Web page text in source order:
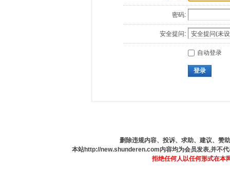
密码:
安全提问:
自动登录
登录
删除违规内容、投诉、求助、建议、赞
本站http://new.shunderen.com内容均为会员发表,并不
拒绝任何人以任何形式在本